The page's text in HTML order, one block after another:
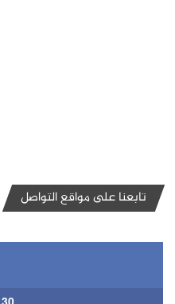
تابعنا على مواقع التواصل